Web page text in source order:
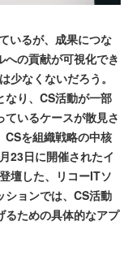
いるが、成果につな
の貢献が可視化でき
なくないだろう。
なり、CS活動が一部
いるケースが散見さ
CSを組織戦略の中核
23日に開催されたイ
壇した、リコーITソ
ションでは、CS活動
るための具体的なアプ